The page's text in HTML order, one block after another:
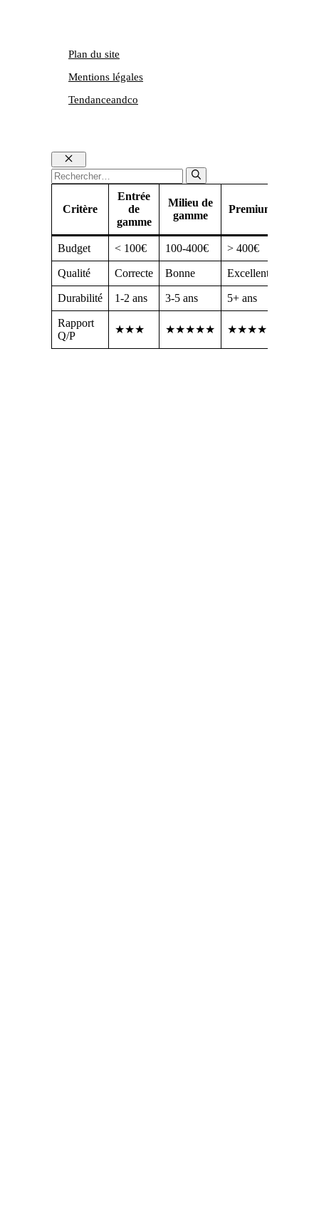
Tendanceandco
Plan du site
Mentions légales
Fermer
Rechercher :
Critère
Entrée
de
gamme
Milieu de
gamme
Premium
Budget < 100€ 100-400€ > 400€
Qualité Correcte Bonne Excellente
Durabilité 1-2 ans 3-5 ans 5+ ans
Rapport
Q/P
★★★ ★★★★★ ★★★★